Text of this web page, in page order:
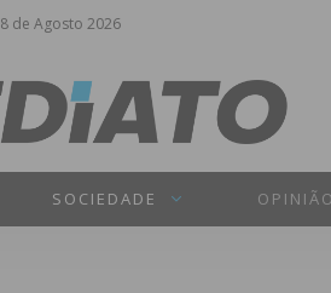
8 de Agosto 2026
SOCIEDADE